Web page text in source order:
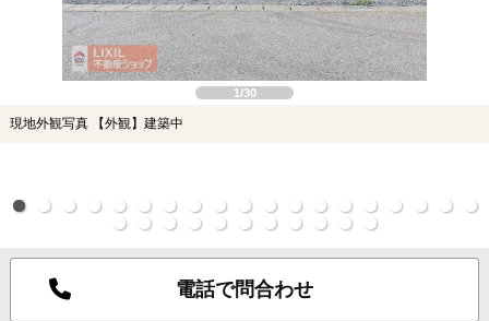
1/30
現地外観写真 【外観】建築中
電話で問合わせ